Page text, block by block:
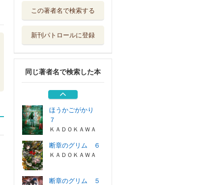
この著者名で検索する
新刊パトロールに登録
同じ著者名で検索した本
ＫＡＤＯＫＡＷＡ
断章のグリム ４
ほうかごがかり
６
ＫＡＤＯＫＡＷＡ
ほうかごがかり
７
ＫＡＤＯＫＡＷＡ
断章のグリム ６
ＫＡＤＯＫＡＷＡ
断章のグリム ５